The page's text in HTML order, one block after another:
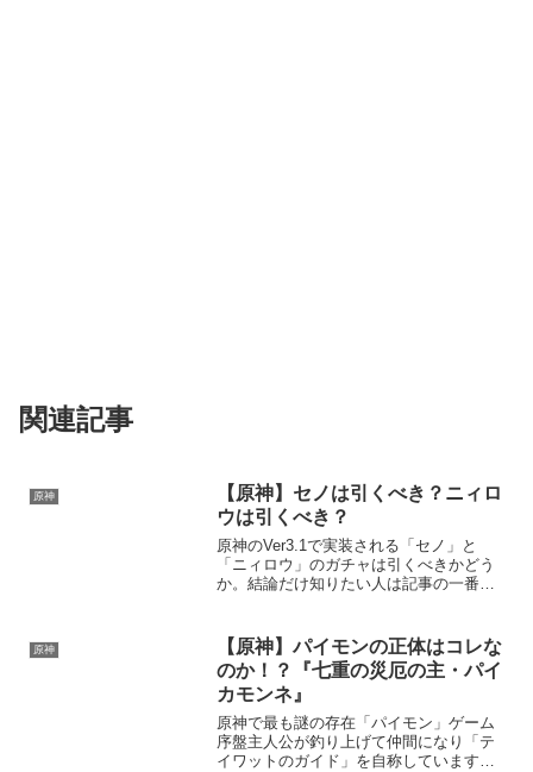
関連記事
原神
【原神】セノは引くべき？ニィロ
ウは引くべき？
原神のVer3.1で実装される「セノ」と
「ニィロウ」のガチャは引くべきかどう
か。結論だけ知りたい人は記事の一番下
撃、重撃、落下攻撃が変化し、雷元素ダ
メージを与えるように...
原神
【原神】パイモンの正体はコレな
のか！？『七重の災厄の主・パイ
カモンネ』
原神で最も謎の存在「パイモン」ゲーム
序盤主人公が釣り上げて仲間になり「テ
イワットのガイド」を自称しています。